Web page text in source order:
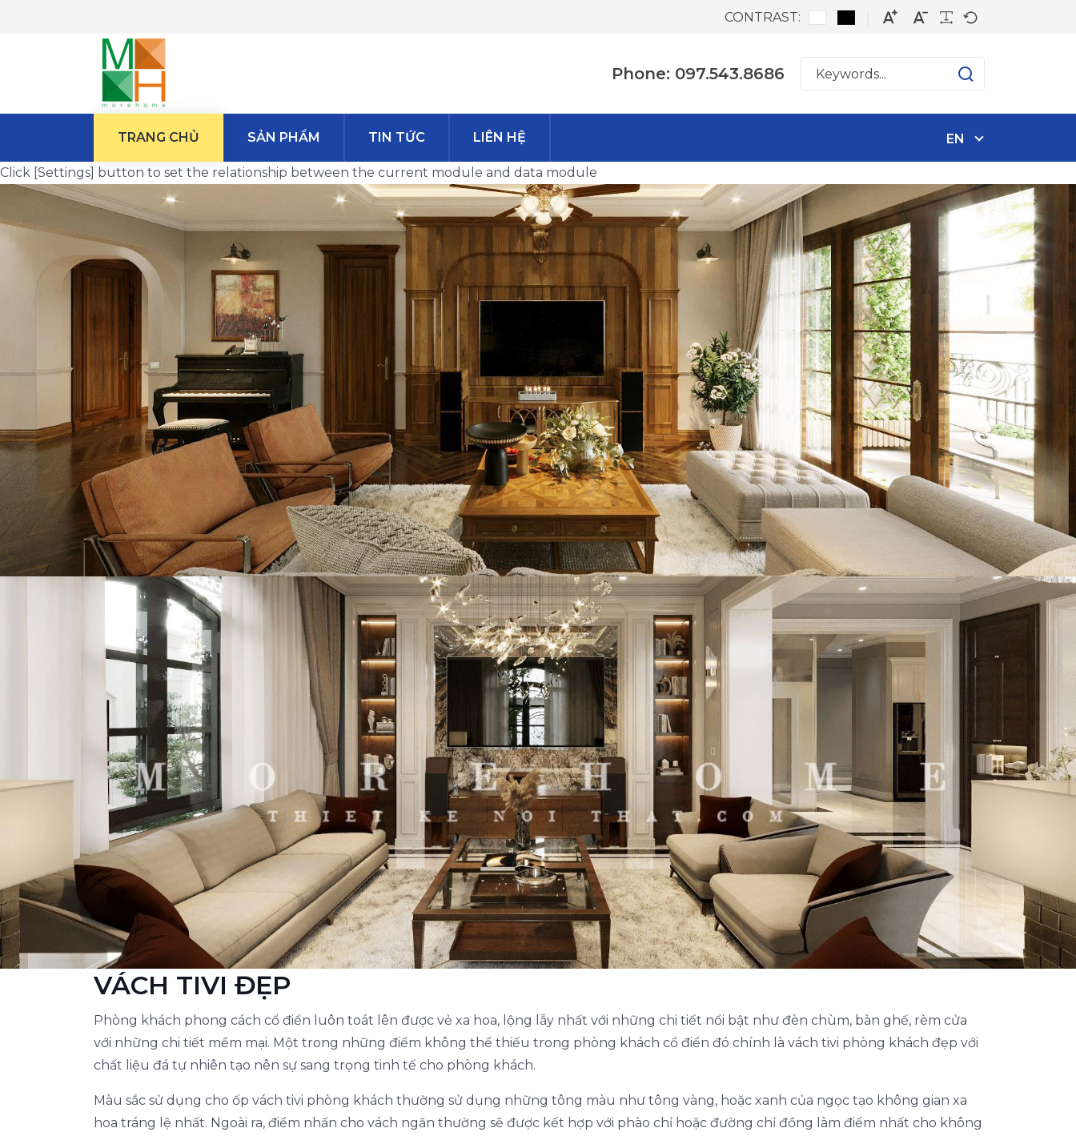
CONTRAST:
Phone: 097.543.8686
TRANG CHỦ SẢN PHẨM TIN TỨC LIÊN HỆ EN
Click [Settings] button to set the relationship between the current module and data module
VÁCH TIVI ĐẸP
Phòng khách phong cách cổ điển luôn toát lên được vẻ xa hoa, lộng lẫy nhất với những chi tiết nổi bật như đèn chùm, bàn ghế, rèm cửa
với những chi tiết mềm mại. Một trong những điểm không thể thiếu trong phòng khách cổ điển đó chính là vách tivi phòng khách đẹp với
chất liệu đá tự nhiên tạo nên sự sang trọng tinh tế cho phòng khách.
Màu sắc sử dụng cho ốp vách tivi phòng khách thường sử dụng những tông màu như tông vàng, hoặc xanh của ngọc tạo không gian xa
hoa tráng lệ nhất. Ngoài ra, điểm nhấn cho vách ngăn thường sẽ được kết hợp với phào chỉ hoặc đường chỉ đồng làm điểm nhất cho không